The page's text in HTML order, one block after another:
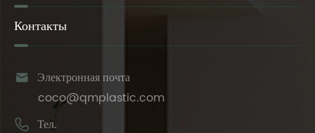
Контакты
 Электронная почта
coco@qmplastic.com
 Тел.